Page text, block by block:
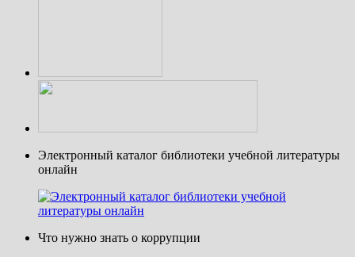
Электронный каталог библиотеки учебной литературы
онлайн
Что нужно знать о коррупции